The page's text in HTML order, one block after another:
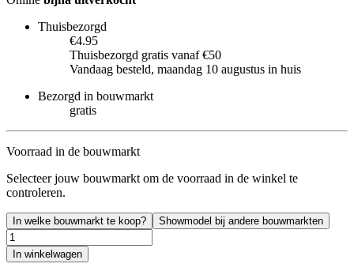
Thuisbezorgd
€4.95
Thuisbezorgd gratis vanaf €50
Vandaag besteld, maandag 10 augustus in huis
Bezorgd in bouwmarkt
gratis
Voorraad in de bouwmarkt
Selecteer jouw bouwmarkt om de voorraad in de winkel te
controleren.
In welke bouwmarkt te koop? Showmodel bij andere bouwmarkten
In winkelwagen